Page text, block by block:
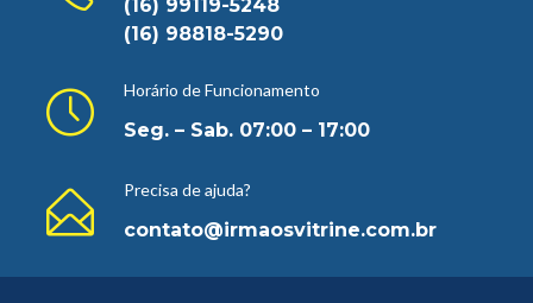
(16) 99119-5248
(16) 98818-5290
Horário de Funcionamento
Seg. – Sab. 07:00 – 17:00
Precisa de ajuda?
contato@irmaosvitrine.com.br